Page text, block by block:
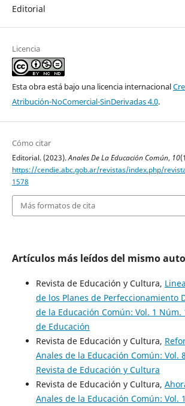
Editorial
Licencia
Esta obra está bajo una licencia internacional
Atribución-NoComercial-SinDerivadas 4.0.
Cómo citar
Editorial. (2023).Anales De La Educación Común, 10
https://cendie.abc.gob.ar/revistas/index.php/
1578
Más formatos de cita
Artículos más leídos del mismo
Revista de Educación y Cultura,
de los Planes de Perfeccionamiento
de la Educación Común: Vol. 1 Núm.
de Educación
Revista de Educación y Cultura,
Anales de la Educación Común: Vol.
Revista de Educación y Cultura
Revista de Educación y Cultura,
Anales de la Educación Común: Vol.